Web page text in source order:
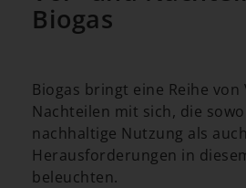
Biogas
Biogas bringt eine Reihe von
Nachteilen mit sich, die
nachhaltige Nutzung als
Herausforderungen in
beleuchten.